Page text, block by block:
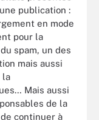
publication :
en mode
pour la
spam, un des
mais aussi
la
Mais aussi
de la
continuer à